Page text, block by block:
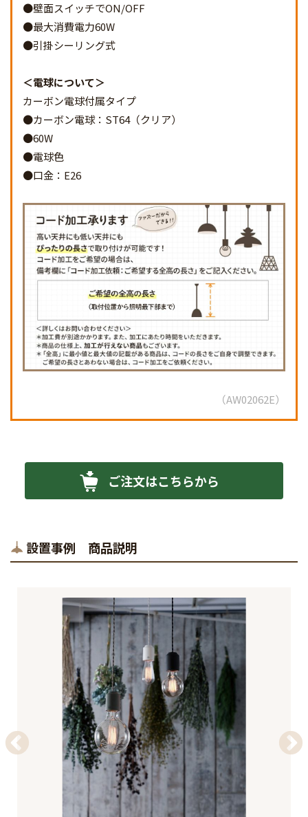
●壁面スイッチでON/OFF
●最大消費電力60W
●引掛シーリング式
電球について
カーボン電球付属タイプ
●カーボン電球：ST64（クリア）
●60W
●電球色
●口金：E26
AW02062E
ご注文はこちらから
設置事例 商品説明